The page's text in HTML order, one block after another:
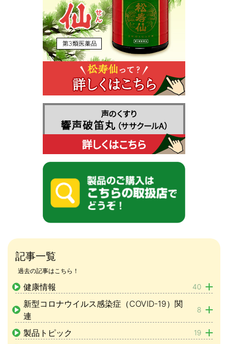
記事一覧
過去の記事はこちら！
健康情報 40
新型コロナウイルス感染症（COVID-19）関
連
8
製品トピック 19